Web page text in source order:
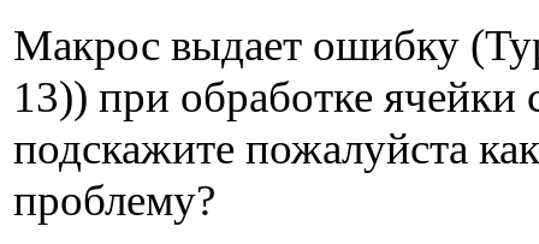
Макрос выдает ошибку
13)) при обработке ячейки
подскажите пожалуйста
проблему?